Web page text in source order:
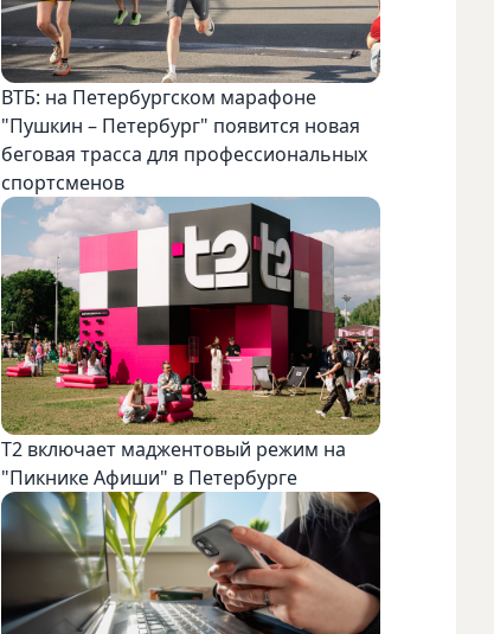
ВТБ: на Петербургском марафоне
"Пушкин – Петербург" появится новая
беговая трасса для профессиональных
спортсменов
Т2 включает маджентовый режим на
"Пикнике Афиши" в Петербурге